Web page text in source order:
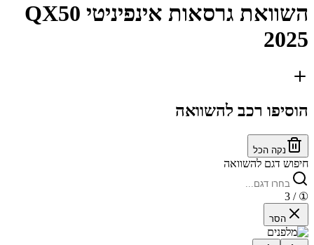
השוואת גרסאות
אינפיניטי QX50
2025
הוסיפו רכב להשוואה
נקה הכל
חיפוש דגם להשוואה
①
/ 3
הסר